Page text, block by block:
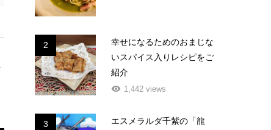
2
幸せになるためのおまじな
いスパイス入りレシピをご
紹介
1,442 views
3
エスメラルダ千紫の「龍